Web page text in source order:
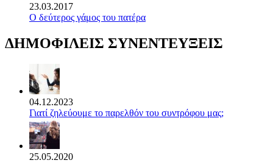
23.03.2017
Ο δεύτερος γάμος του πατέρα
ΔΗΜΟΦΙΛΕΙΣ ΣΥΝΕΝΤΕΥΞΕΙΣ
04.12.2023
Γιατί ζηλεύουμε το παρελθόν του συντρόφου μας;
25.05.2020